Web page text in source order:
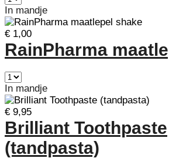
In mandje
€ 1,00
RainPharma
In mandje
€ 9,95
Brilliant Toothpaste
(tandpasta)